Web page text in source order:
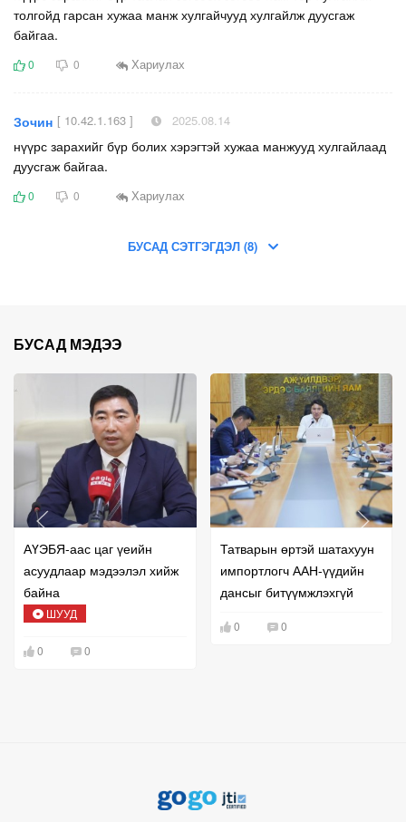
толгойд гарсан хужаа манж хулгайчууд хулгайлж дуусгаж
байгаа.
0 0 Хариулах
Зочин [ 10.42.1.163 ] 2025.08.14
нүүрс зарахийг бүр болих хэрэгтэй хужаа манжууд хулгайлаад
дуусгаж байгаа.
0 0 Хариулах
БУСАД СЭТГЭГДЭЛ (8)
БУСАД МЭДЭЭ
АҮЭБЯ-аас цаг үеийн
асуудлаар мэдээлэл хийж
байна
ШУУД
0 0
Татварын өртэй шатахуун
импортлогч ААН-үүдийн
дансыг битүүмжлэхгүй
0 0